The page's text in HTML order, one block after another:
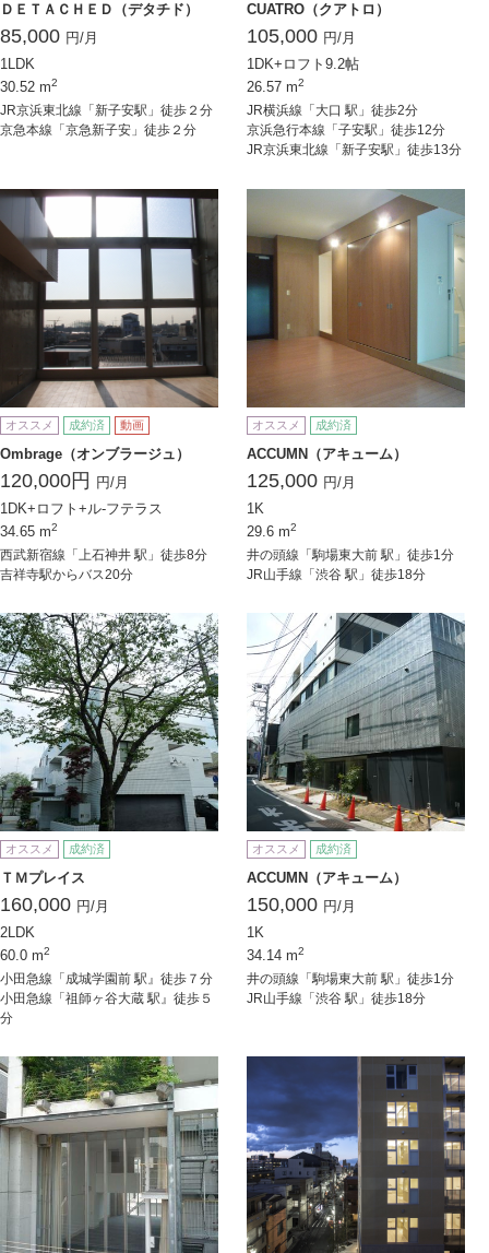
ＤＥＴＡＣＨＥＤ（デタチド）
85,000 円/月
1LDK
30.52 m2
JR京浜東北線「新子安駅」徒歩２分
京急本線「京急新子安」徒歩２分
CUATRO（クアトロ）
105,000 円/月
1DK+ロフト9.2帖
26.57 m2
JR横浜線「大口 駅」徒歩2分
京浜急行本線「子安駅」徒歩12分
JR京浜東北線「新子安駅」徒歩13分
オススメ 成約済 動画
Ombrage（オンブラージュ）
120,000円
円/月
1DK+ロフト+ル-フテラス
34.65 m2
西武新宿線「上石神井 駅」徒歩8分
吉祥寺駅からバス20分
オススメ 成約済
ACCUMN（アキューム）
125,000 円/月
1K
29.6 m2
井の頭線「駒場東大前 駅」徒歩1分
JR山手線「渋谷 駅」徒歩18分
オススメ 成約済
ＴＭプレイス
160,000 円/月
2LDK
60.0 m2
小田急線「成城学園前 駅』徒歩７分
小田急線「祖師ヶ谷大蔵 駅』徒歩５
分
オススメ 成約済
ACCUMN（アキューム）
150,000 円/月
1K
34.14 m2
井の頭線「駒場東大前 駅」徒歩1分
JR山手線「渋谷 駅」徒歩18分